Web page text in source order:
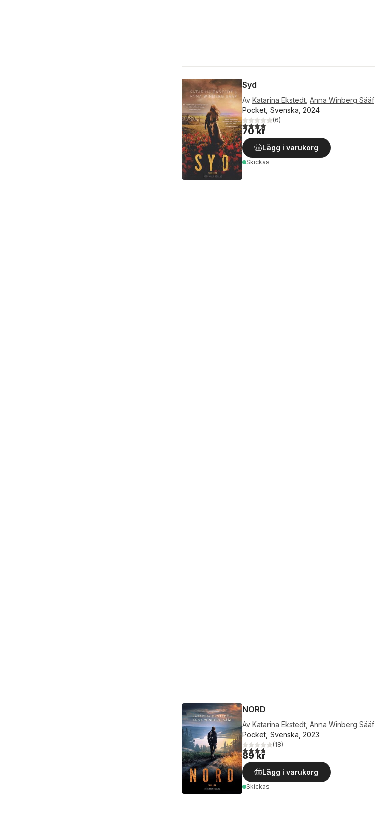
Syd
Av Katarina Ekstedt Anna Winberg Sääf
Pocket, Svenska, 2024
4,0utav 5 stjärnor. Totalt antal röster:
(6)
70 kr
Lägg i varukorg
Skickas
NORD
Av Katarina Ekstedt Anna Winberg Sääf
Pocket, Svenska, 2023
3,8utav 5 stjärnor. Totalt antal röster:
(18)
89 kr
Lägg i varukorg
Skickas